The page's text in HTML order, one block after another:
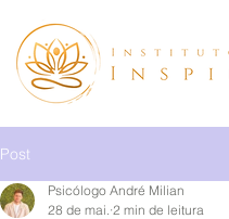
Post
Psicólogo André Milian
28 de mai. 2 min de leitura